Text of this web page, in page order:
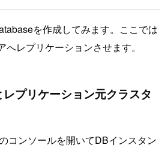
を作成してみます。ここでは
レプリケーションさせます。
プリケーション元クラスタ
コンソールを開いてDBインスタン